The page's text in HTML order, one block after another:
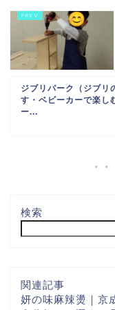
ジブリパーク（ジブリ
す・ベビーカーで楽し
ー...
検索
関連記事
妍の味麻辣燙｜京